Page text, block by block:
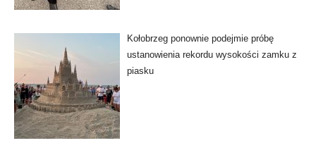
Kołobrzeg ponownie podejmie próbę
ustanowienia rekordu wysokości zamku z
piasku